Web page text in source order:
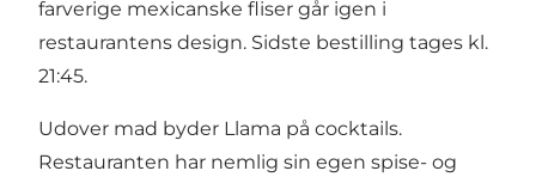
farverige mexicanske fliser går igen i
restaurantens design. Sidste bestilling tages kl.
21:45.
Udover mad byder Llama på cocktails.
Restauranten har nemlig sin egen spise- og